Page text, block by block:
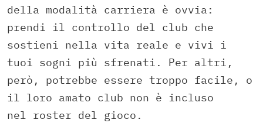
della modalità carriera è ovvia:
prendi il controllo del club che
sostieni nella vita reale e vivi i
tuoi sogni più sfrenati. Per altri,
però, potrebbe essere troppo facile, o
il loro amato club non è incluso
nel roster del gioco.